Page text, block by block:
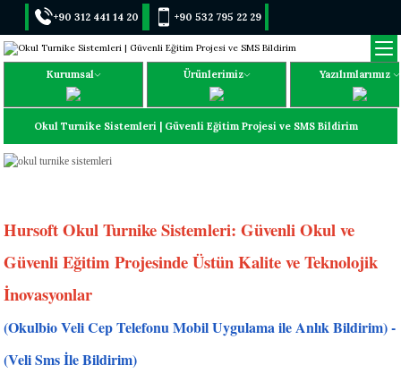
+90 312 441 14 20 +90 532 795 22 29
Kurumsal Ürünlerimiz Yazılımlarımız
Okul Turnike Sistemleri | Güvenli Eğitim Projesi ve SMS Bildirim
Hursoft Okul Turnike Sistemleri: Güvenli Okul ve
Güvenli Eğitim Projesinde Üstün Kalite ve Teknolojik
İnovasyonlar
(Okulbio Veli Cep Telefonu Mobil Uygulama ile Anlık Bildirim) -
(Veli Sms İle Bildirim)